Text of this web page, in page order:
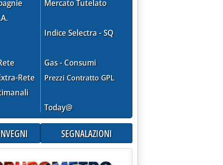
Rete
Mercato Tutelato
Indice Selectra - SQ
Gas - Consumi
Prezzi Contratto GPL
Today@
SEGNALAZIONI